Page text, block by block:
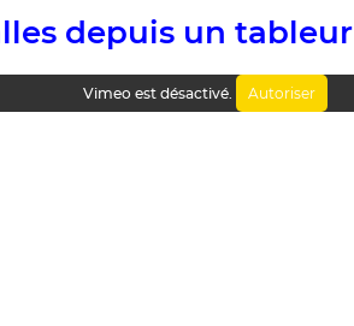
depuis un tableur
Vimeo est désactivé. Autoriser